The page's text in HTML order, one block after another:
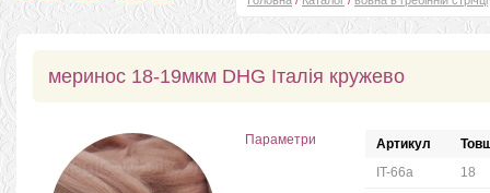
меринос 18-19мкм DHG Італія кружево
Параметри Артикул
IT-66a
18